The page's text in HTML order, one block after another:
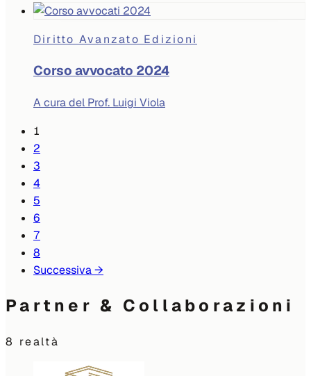
Diritto Avanzato Edizioni
Corso avvocato 2024
A cura del Prof. Luigi Viola
1
2
3
4
5
6
7
8
Successiva→
Partner & Collaborazioni
8 realtà